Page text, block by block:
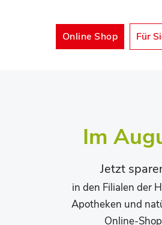
Online Shop Für
Im
Jetzt
in den Filialen der
Apotheken und
Online-